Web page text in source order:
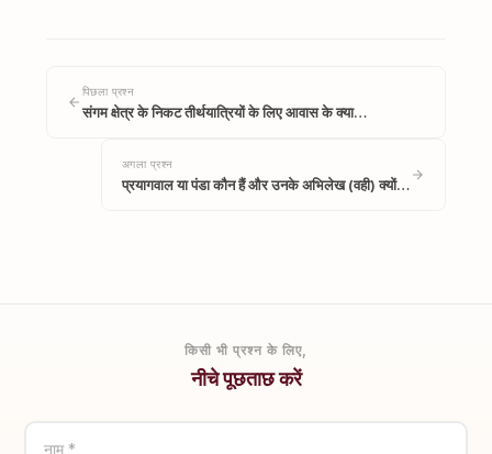
पिछला प्रश्न
संगम क्षेत्र के निकट तीर्थयात्रियों के लिए आवास के क्या…
अगला प्रश्न
प्रयागवाल या पंडा कौन हैं और उनके अभिलेख (वही) क्यों…
किसी भी प्रश्न के लिए,
नीचे पूछताछ करें
नाम *